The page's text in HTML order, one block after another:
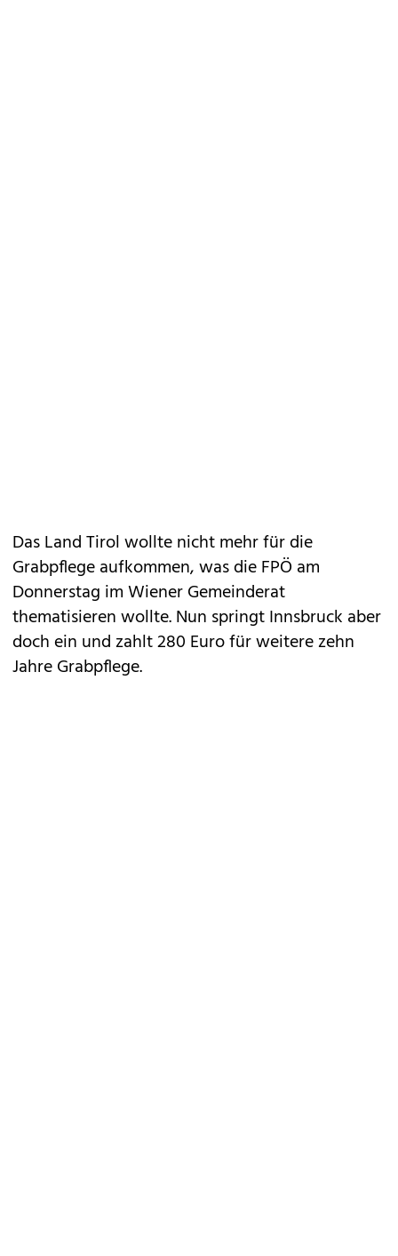
Das Land Tirol wollte nicht mehr für die
Grabpflege aufkommen, was die FPÖ am
Donnerstag im Wiener Gemeinderat
thematisieren wollte. Nun springt Innsbruck aber
doch ein und zahlt 280 Euro für weitere zehn
Jahre Grabpflege.